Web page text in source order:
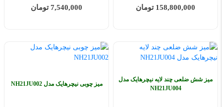
158,800,000 تومان 7,540,000 تومان
میز شش ضلعی چند لایه نیچرهایک مدل
NH21JU004
میز چوبی نیچرهایک مدل NH21JU002